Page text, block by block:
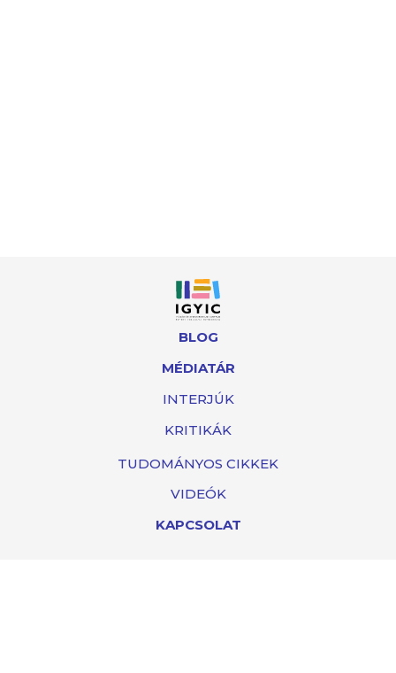
BLOG
MÉDIATÁR
INTERJÚK
KRITIKÁK
TUDOMÁNYOS CIKKEK
VIDEÓK
KAPCSOLAT